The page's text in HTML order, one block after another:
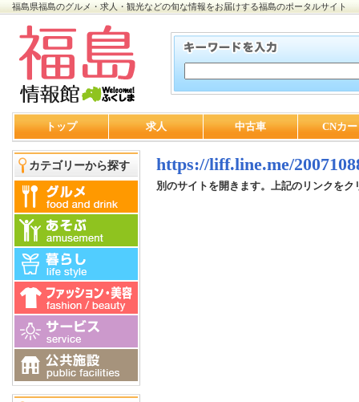
福島県福島のグルメ・求人・観光などの旬な情報をお届けする福島のポータルサイト
トップ 求人 中古車 CNカ
カテゴリーから探す https://liff.line.me/
別のサイトを開きます。上記のリンクをク